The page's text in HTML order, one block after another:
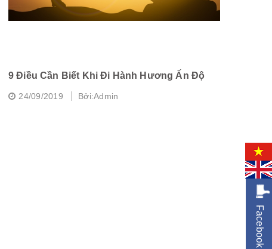
9 Điều Cần Biết Khi Đi Hành Hương Ấn Độ
24/09/2019 Bởi:Admin
Facebook